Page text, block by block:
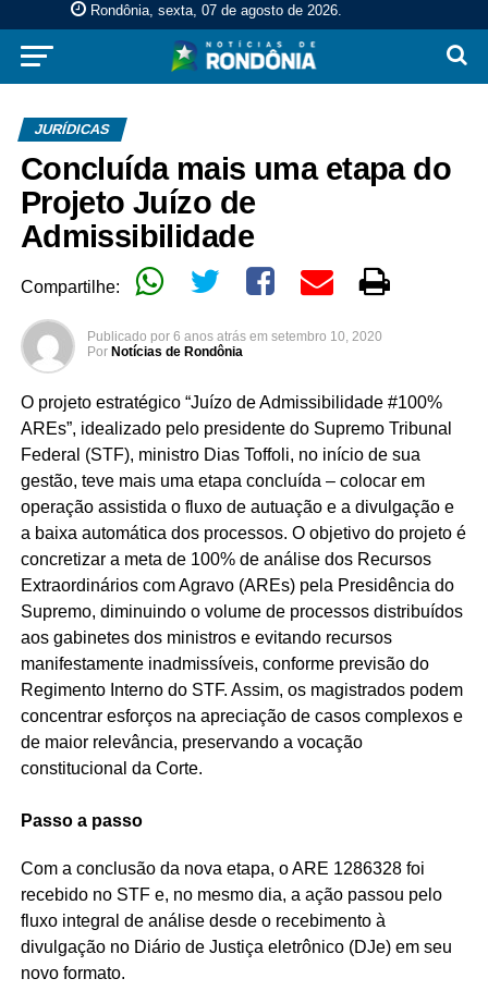
Rondônia, sexta, 07 de agosto de 2026.
JURÍDICAS
Concluída mais uma etapa do
Projeto Juízo de
Admissibilidade
Compartilhe:
Publicado por 6 anos atrás em setembro 10, 2020
Por Notícias de Rondônia
O projeto estratégico “Juízo de Admissibilidade #100%
AREs”, idealizado pelo presidente do Supremo Tribunal
Federal (STF), ministro Dias Toffoli, no início de sua
gestão, teve mais uma etapa concluída – colocar em
operação assistida o fluxo de autuação e a divulgação e
a baixa automática dos processos. O objetivo do projeto é
concretizar a meta de 100% de análise dos Recursos
Extraordinários com Agravo (AREs) pela Presidência do
Supremo, diminuindo o volume de processos distribuídos
aos gabinetes dos ministros e evitando recursos
manifestamente inadmissíveis, conforme previsão do
Regimento Interno do STF. Assim, os magistrados podem
concentrar esforços na apreciação de casos complexos e
de maior relevância, preservando a vocação
constitucional da Corte.
Passo a passo
Com a conclusão da nova etapa, o ARE 1286328 foi
recebido no STF e, no mesmo dia, a ação passou pelo
fluxo integral de análise desde o recebimento à
divulgação no Diário de Justiça eletrônico (DJe) em seu
novo formato.